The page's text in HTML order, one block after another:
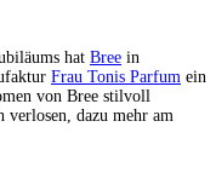
hat Bree in
Frau Tonis Parfum ein
von Bree stilvoll
verlosen, dazu mehr am